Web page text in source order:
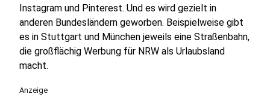
Instagram und Pinterest. Und es wird gezielt in
anderen Bundesländern geworben. Beispielweise gibt
es in Stuttgart und München jeweils eine Straßenbahn,
die großflächig Werbung für NRW als Urlaubsland
macht.
Anzeige